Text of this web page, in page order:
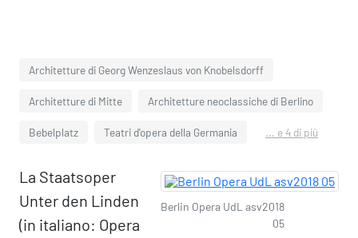
Architetture di Georg Wenzeslaus von Knobelsdorff
Architetture di Mitte Architetture neoclassiche di Berlino
Bebelplatz Teatri d'opera della Germania ... e 4 di più
Berlin Opera UdL asv2018
05
La Staatsoper
Unter den Linden
(in italiano: Opera